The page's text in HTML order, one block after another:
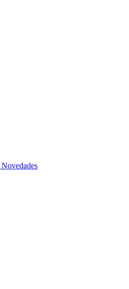
Novedades